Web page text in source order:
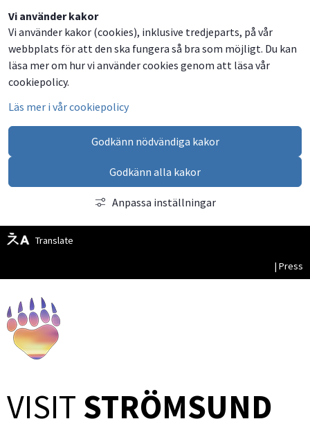
Vi använder kakor
Vi använder kakor (cookies), inklusive tredjeparts, på vår
webbplats för att den ska fungera så bra som möjligt. Du kan
läsa mer om hur vi använder cookies genom att läsa vår
cookiepolicy.
Läs mer i vår cookiepolicy
Godkänn nödvändiga kakor
Godkänn alla kakor
Anpassa inställningar
Translate
| Press
VISIT STRÖMSUND
Dela
på
Facebook
Dela
på
Twitter
Dela
på
LinkedIn
Dela
via
email
Besök
oss
på
Facebook